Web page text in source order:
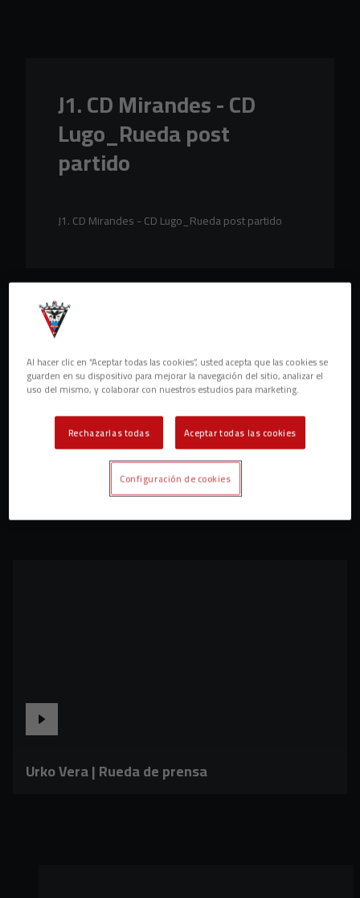
J1. CD Mirandes - CD
Lugo_Rueda post
partido
J1. CD Mirandes - CD Lugo_Rueda post partido
Urko Vera | Rueda de prensa
Al hacer clic en “Aceptar todas las cookies”, usted acepta que las cookies se
guarden en su dispositivo para mejorar la navegación del sitio, analizar el
uso del mismo, y colaborar con nuestros estudios para marketing.
Rechazarlas todas Aceptar todas las cookies
Configuración de cookies